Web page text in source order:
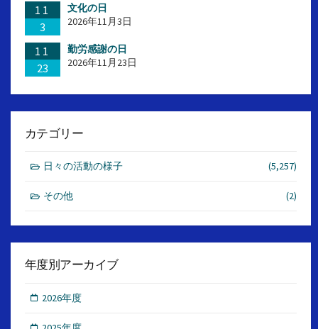
11
3
文化の日
2026年11月3日
11
23
勤労感謝の日
2026年11月23日
カテゴリー
日々の活動の様子 (5,257)
その他 (2)
年度別アーカイブ
2026年度